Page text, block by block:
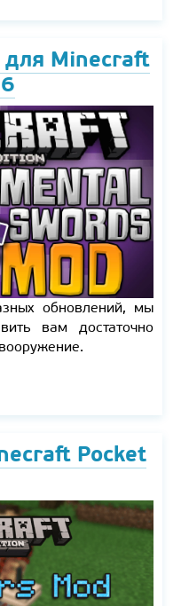
Minecraft
обновлений, мы
вам достаточно
Pocket